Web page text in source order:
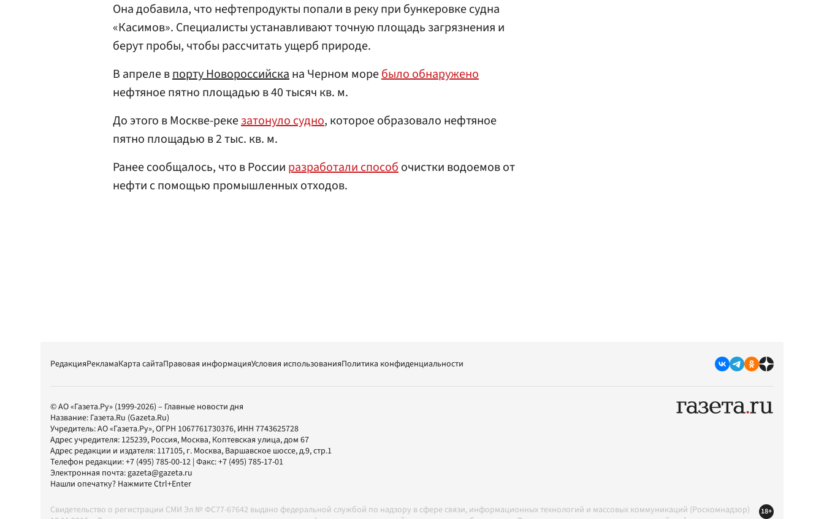
Она добавила, что нефтепродукты попали в реку при бункеровке судна
«Касимов». Специалисты устанавливают точную площадь загрязнения и
берут пробы, чтобы рассчитать ущерб природе.
В апреле впорту Новороссийскана Черном моребыло обнаружено
нефтяное пятно площадью в 40 тысяч кв. м.
До этого в Москве-рекезатонуло судно, которое образовало нефтяное
пятно площадью в 2 тыс. кв. м.
Ранее сообщалось, что в России разработали способочистки водоемов от
нефти с помощью промышленных отходов.
РедакцияРекламаКарта сайтаПравовая информацияУсловия использованияПолитика конфиденциальности
© АО «Газета.Ру» (1999-2026) – Главные новости дня
Название: Газета.Ru (Gazeta.Ru)
Учредитель:АО «Газета.Ру», ОГРН 1067761730376, ИНН 7743625728
Адрес учредителя: 125239, Россия, Москва, Коптевская улица, дом 67
Адрес редакции и издателя: 117105, г. Москва, Варшавское шоссе, д.9, стр.1
Телефон редакции:+7 (495) 785-00-12 | Факс:+7 (495) 785-17-01
Электронная почта:gazeta@gazeta.ru
Нашли опечатку? Нажмите Ctrl+Enter
Свидетельство о регистрации СМИ Эл № ФС77-67642 выдано федеральной службой по надзору в сфере связи, информационных технологий и массовых коммуникаций (Роскомнадзор)
18+